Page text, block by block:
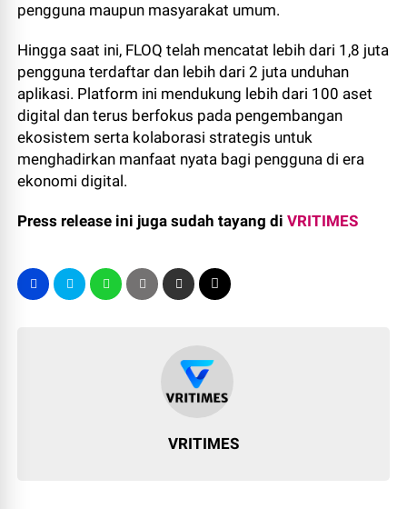
pengguna maupun masyarakat umum.
Hingga saat ini, FLOQ telah mencatat lebih dari 1,8 juta
pengguna terdaftar dan lebih dari 2 juta unduhan
aplikasi. Platform ini mendukung lebih dari 100 aset
digital dan terus berfokus pada pengembangan
ekosistem serta kolaborasi strategis untuk
menghadirkan manfaat nyata bagi pengguna di era
ekonomi digital.
Press release ini juga sudah tayang diVRITIMES
VRITIMES